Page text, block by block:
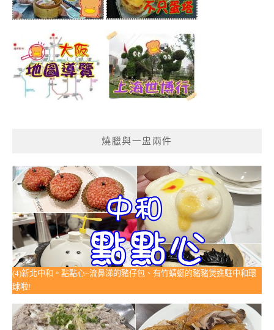
燒臘與一盅兩件
(4)新北中和。點點心~流鼻涕的豬仔包、有竹蜻蜓的豬豬煲進駐中和環
球啦!